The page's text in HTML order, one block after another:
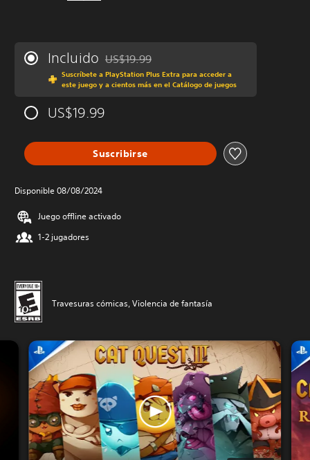
Incluido Rebajado del precio original de US$19.99
US$19.99
Suscríbete a PlayStation Plus Extra para acceder a
este juego y a cientos más en el Catálogo de juegos
US$19.99
Suscribirse
Disponible 08/08/2024
Juego offline activado
1-2 jugadores
Travesuras cómicas, Violencia de fantasía